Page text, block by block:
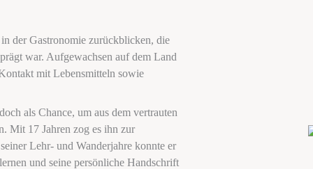
der Gastronomie zurückblicken, die
war. Aufgewachsen auf dem Land
mit Lebensmitteln sowie
als Chance, um aus dem vertrauten
Mit 17 Jahren zog es ihn zur
Lehr- und Wanderjahre konnte er
und seine persönliche Handschrift